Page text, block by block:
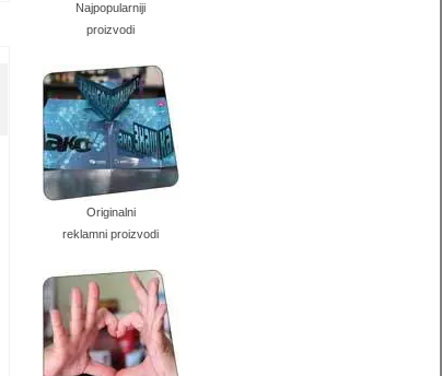
Najpopularniji
proizvodi
Originalni
reklamni proizvodi